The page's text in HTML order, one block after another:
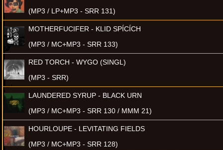
(MP3 / LP+MP3 - SRR 131)
MOTHERFUCIFER - KLID SPÍCÍCH
(MP3 / MC+MP3 - SRR 133)
RED TORCH - WYGO (SINGL)
(MP3 - SRR)
LAUNDERED SYRUP - BLACK URN
(MP3 / MC+MP3 - SRR 130 / MMM 21)
HOURLOUPE - LEVITATING FIELDS
(MP3 / MC+MP3 - SRR 128)